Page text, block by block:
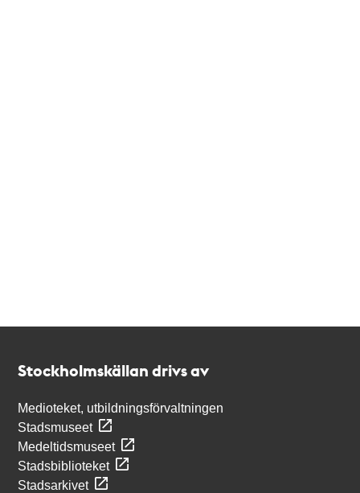
Stockholmskällan drivs av
Medioteket, utbildningsförvaltningen
Stadsmuseet
Medeltidsmuseet
Stadsbiblioteket
Stadsarkivet